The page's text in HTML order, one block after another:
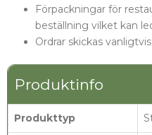
Förpackningar för
beställning vilket kan
Ordrar skickas
Produktinfo
Produkttyp